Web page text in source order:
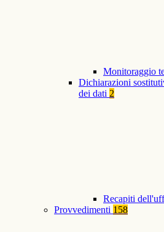
Monitoraggio
Dichiarazioni
dei dati 2
Recapiti
Provvedimenti 158